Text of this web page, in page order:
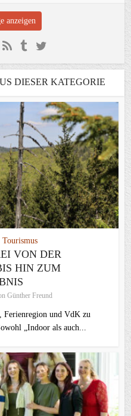
anzeigen
DIESER KATEGORIE
Tourismus
VON DER
HIN ZUM
Günther Freund
Ferienregion und VdK zu
„Indoor als auch...